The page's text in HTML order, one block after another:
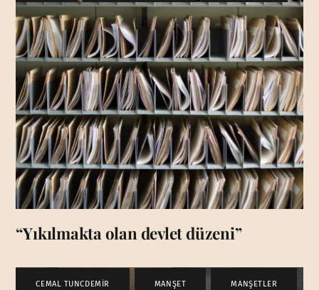
“Yıkılmakta olan devlet düzeni”
CEMAL TUNCDEMİR MANŞET MANŞETLER